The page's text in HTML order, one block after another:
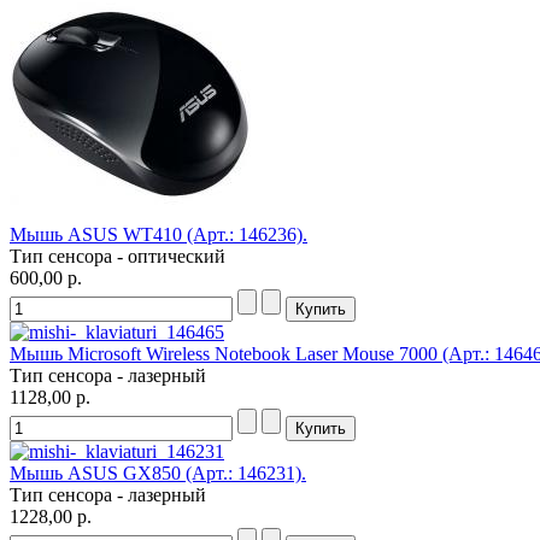
Мышь ASUS WT410 (Арт.: 146236).
Тип сенсора - оптический
600,00 р.
Мышь Microsoft Wireless Notebook Laser Mouse 7000 (Арт.:
Тип сенсора - лазерный
1128,00 р.
Мышь ASUS GX850 (Арт.: 146231).
Тип сенсора - лазерный
1228,00 р.